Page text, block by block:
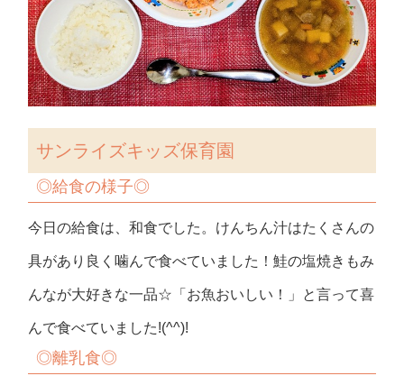
サンライズキッズ保育園
◎給食の様子◎
今日の給食は、和食でした。けんちん汁はたくさんの
具があり良く噛んで食べていました！鮭の塩焼きもみ
んなが大好きな一品☆「お魚おいしい！」と言って喜
んで食べていました!(^^)!
◎離乳食◎